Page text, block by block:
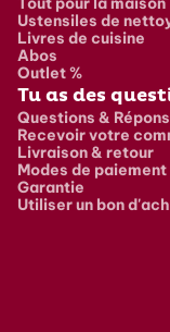
Ustensiles de
Livres de cuisine
Abos
Outlet %
Tu as des
Questions &
Recevoir votre
Livraison & retour
Modes de paiement
Garantie
Utiliser un bon